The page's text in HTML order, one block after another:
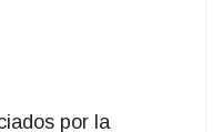
por la